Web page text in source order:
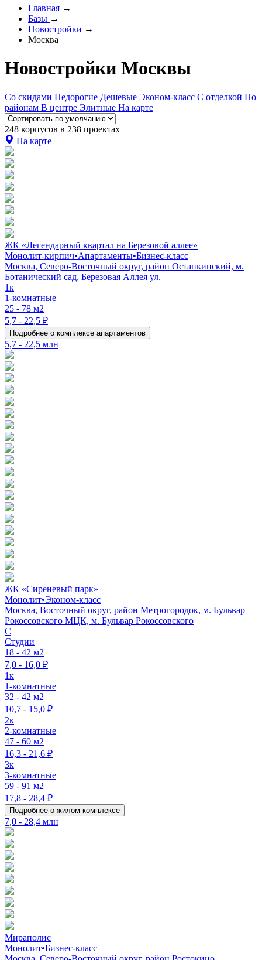
Главная →
Базы →
Новостройки →
Москва
Новостройки Москвы
Со скидами Недорогие Дешевые Эконом-класс С отделкой По
районам В центре Элитные На карте
248 корпусов в 238 проектах
На карте
ЖК «Легендарный квартал на Березовой аллее»
Монолит-кирпич•Апартаменты•Бизнес-класс
Москва, Северо-Восточный округ, район Останкинский, м.
Ботанический сад, Березовая Аллея ул.
1к
1-комнатные
25 - 78 м2
5,7 - 22,5 ₽
Подробнее о комплексе апартаментов
5,7 - 22,5 млн
ЖК «Сиреневый парк»
Монолит•Эконом-класс
Москва, Восточный округ, район Метрогородок, м. Бульвар
Рокоссовского МЦК, м. Бульвар Рокоссовского
C
Студии
18 - 42 м2
7,0 - 16,0 ₽
1к
1-комнатные
32 - 42 м2
10,7 - 15,0 ₽
2к
2-комнатные
47 - 60 м2
16,3 - 21,6 ₽
3к
3-комнатные
59 - 91 м2
17,8 - 28,4 ₽
Подробнее о жилом комплексе
7,0 - 28,4 млн
Мираполис
Монолит•Бизнес-класс